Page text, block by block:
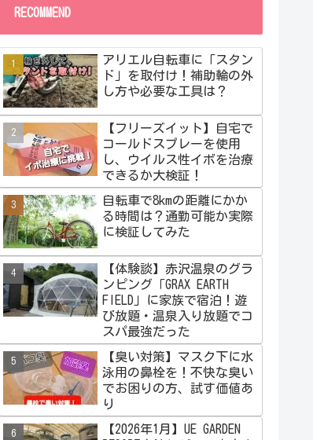
RECOMMEND
アリエル自転車に「スタン
ド」を取付け！補助輪の外
し方や必要な工具は？
【フリーズイット】自宅で
コールドスプレーを使用
し、ウイルス性イボを治療
できるか大検証！
自転車で8kmの距離にかか
る時間は？通勤可能か実際
に検証してみた
【体験談】赤沢温泉のグラ
ンピング「GRAX EARTH
FIELD」に家族で宿泊！遊
び放題・温泉入り放題でコ
スパ最強だった
【臭い対策】マスク下に水
泳用の鼻栓を！不快な臭い
でお困りの方、試す価値あ
り
【2026年1月】UE GARDEN